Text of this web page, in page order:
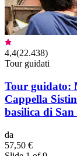
4,4(22.438)
Tour guidati
Tour guidato:
Cappella
basilica di San
da
57,50 €